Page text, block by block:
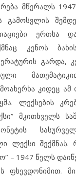
მწერალს
ს გამოსვლის
ერთსა
კენოს ბახის
გარდა,
კიდეც
ლექსების
მკითხველს
ლექსი შექმნას.
– 1947 წელს
ფსევდონიმით.